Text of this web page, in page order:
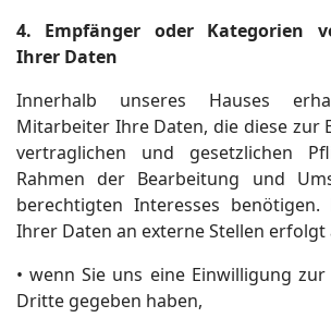
4. Empfänger oder Kategorien
Ihrer Daten
Innerhalb unseres Hauses
Mitarbeiter Ihre Daten, die diese zur
vertraglichen und gesetzlichen
Rahmen der Bearbeitung und
berechtigten Interesses benötigen.
Ihrer Daten an externe Stellen erfolgt
• wenn Sie uns eine Einwilligung
Dritte gegeben haben,